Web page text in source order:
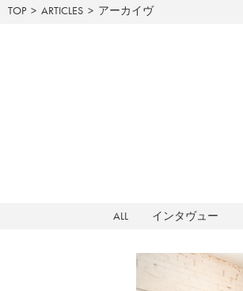
TOP ARTICLES アーカイヴ
ALL インタヴュー